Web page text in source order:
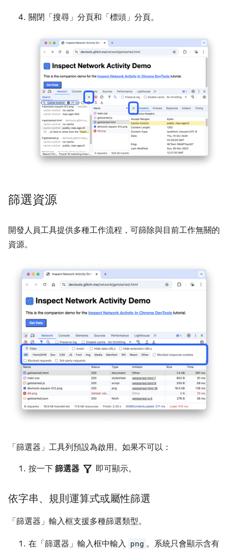
關閉「搜尋」 分頁和「標頭」 分頁。
篩選資源
開發人員工具提供多種工作流程，可篩除與目前工作無關的
資源。
「篩選器」 工具列預設為啟用。如果不可以：
按一下 篩選器 filter_alt 即可顯示。
依字串、規則運算式或屬性篩選
「篩選器」 輸入框支援多種篩選類型。
在「篩選器」 輸入框中輸入 png 。系統只會顯示含有